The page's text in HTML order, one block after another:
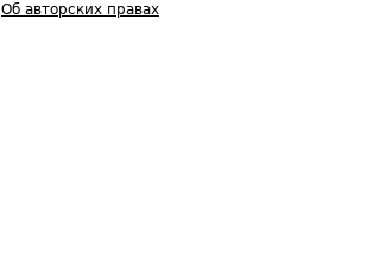
Об авторских правах